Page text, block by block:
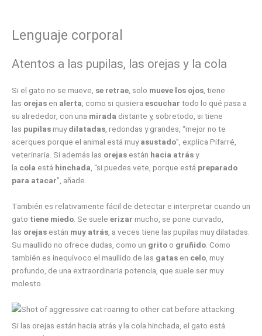
Lenguaje corporal
Atentos a las pupilas, las orejas y la cola
Si el gato no se mueve, se retrae , solo mueve los ojos , tiene
las orejas en alerta , como si quisiera escuchar todo lo qué pasa a
su alrededor, con una mirada distante y, sobretodo, si tiene
las pupilasmuydilatadas , redondas y grandes, “mejor no te
acerques porque el animal está muyasustado”, explica Pifarré,
veterinaria. Si además las orejas están hacia atrásy
la cola está hinchada , “si puedes vete, porque está preparado
para atacar”, añade.
También es relativamente fácil de detectar e interpretar cuando un
gato tiene miedo . Se suele erizar mucho, se pone curvado,
las orejas están muy atrás , a veces tiene las pupilas muy dilatadas.
Su maullido no ofrece dudas, como un grito o gruñido . Como
también es inequívoco el maullido de las gatas en celo , muy
profundo, de una extraordinaria potencia, que suele ser muy
molesto.
Si las orejas están hacia atrás y la cola hinchada, el gato está